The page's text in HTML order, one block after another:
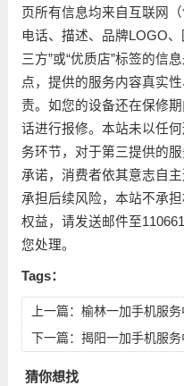
页所有信息均来自互联网
电话、描述、品牌LOGO、
三方”或“优质店”标签的信
点，提供的服务内容真实
责。如您的设备还在保修
话进行报修。本站未以任
务环节，对于第三提供的
承诺，消费者依其意志自
承担后续风险，本站不承
权益，请发送邮件至
您处理。
Tags：
上一篇： 榆林一加手机服
点查询
下一篇： 揭阳一加手机服
猜你想找